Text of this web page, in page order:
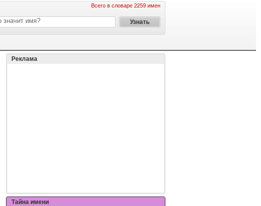
Всего в словаре 2259 имен
Реклама
Тайна имени